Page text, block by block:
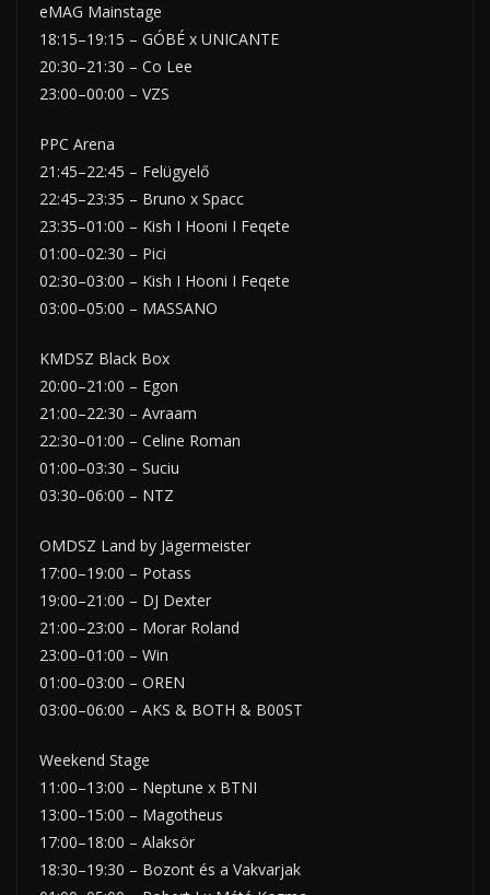
eMAG Mainstage
18:15–19:15 – GÓBÉ x UNICANTE
20:30–21:30 – Co Lee
23:00–00:00 – VZS
PPC Arena
21:45–22:45 – Felügyelő
22:45–23:35 – Bruno x Spacc
23:35–01:00 – Kish I Hooni I Feqete
01:00–02:30 – Pici
02:30–03:00 – Kish I Hooni I Feqete
03:00–05:00 – MASSANO
KMDSZ Black Box
20:00–21:00 – Egon
21:00–22:30 – Avraam
22:30–01:00 – Celine Roman
01:00–03:30 – Suciu
03:30–06:00 – NTZ
OMDSZ Land by Jägermeister
17:00–19:00 – Potass
19:00–21:00 – DJ Dexter
21:00–23:00 – Morar Roland
23:00–01:00 – Win
01:00–03:00 – OREN
03:00–06:00 – AKS & BOTH & B00ST
Weekend Stage
11:00–13:00 – Neptune x BTNI
13:00–15:00 – Magotheus
17:00–18:00 – Alaksör
18:30–19:30 – Bozont és a Vakvarjak